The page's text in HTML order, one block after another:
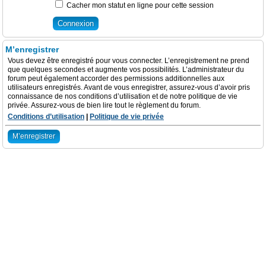
Cacher mon statut en ligne pour cette session
M’enregistrer
Vous devez être enregistré pour vous connecter. L’enregistrement ne prend
que quelques secondes et augmente vos possibilités. L’administrateur du
forum peut également accorder des permissions additionnelles aux
utilisateurs enregistrés. Avant de vous enregistrer, assurez-vous d’avoir pris
connaissance de nos conditions d’utilisation et de notre politique de vie
privée. Assurez-vous de bien lire tout le règlement du forum.
Conditions d’utilisation
Politique de vie privée
M’enregistrer